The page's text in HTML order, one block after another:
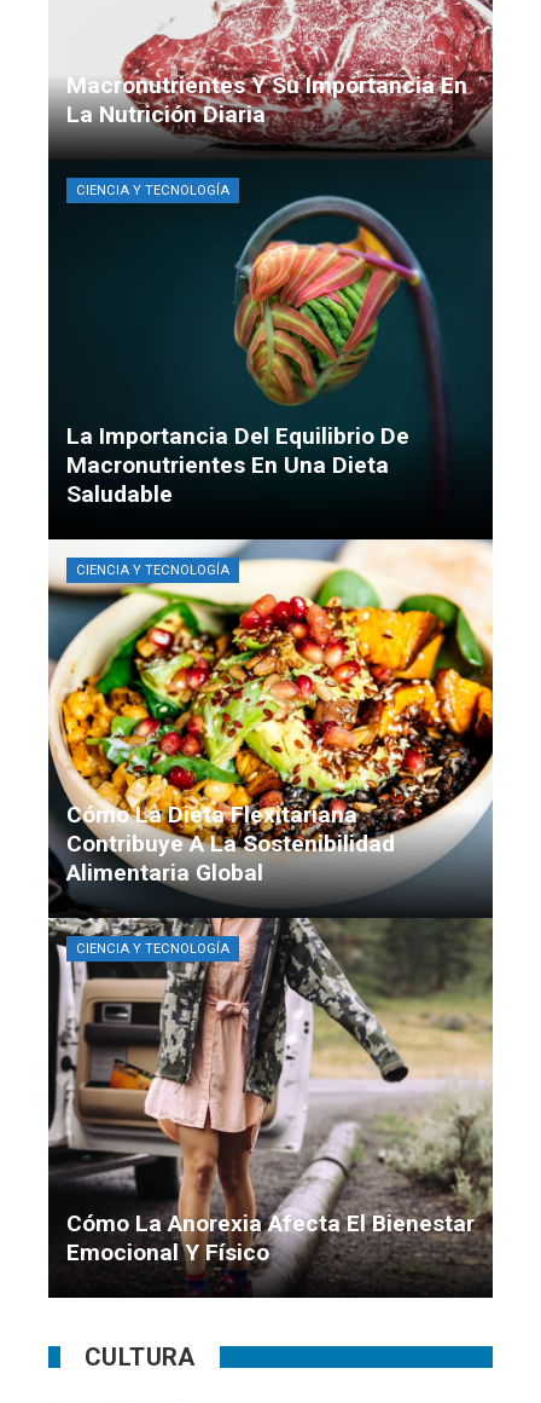
Macronutrientes Y Su Importancia En
La Nutrición Diaria
Camila Santacruz Hace 2 semanas
La Importancia Del Equilibrio De
Macronutrientes En Una Dieta
Saludable
CIENCIA Y TECNOLOGÍA
Cómo La Dieta Flexitariana
Contribuye A La Sostenibilidad
Alimentaria Global
Camila Santacruz Hace 2 semanas
CIENCIA Y TECNOLOGÍA
Cómo La Anorexia Afecta El Bienestar
Emocional Y Físico
Camila Santacruz Hace 3 semanas
CIENCIA Y TECNOLOGÍA
CULTURA